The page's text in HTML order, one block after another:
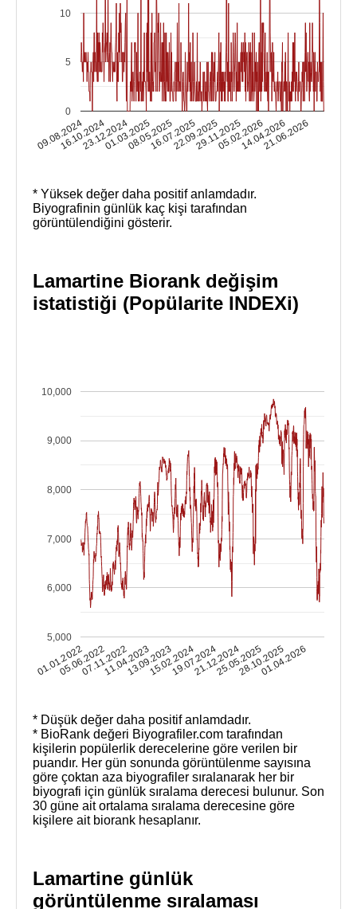
09.08.2024
16.10.202423.12.202401.03.202508.05.202516.07.202522.09.202529.11.202505.02.202614.04.2026
21.06.2026
0
5
10
* Yüksek değer daha positif anlamdadır.
Biyografinin günlük kaç kişi tarafından
görüntülendiğini gösterir.
Lamartine Biorank değişim
istatistiği (Popülarite INDEXi)
01.01.2022
05.06.2022
07.11.2022
11.04.2023
13.09.2023
15.02.2024
19.07.2024
21.12.2024
25.05.2025
28.10.2025
01.04.2026
5,000
6,000
7,000
8,000
9,000
10,000
* Düşük değer daha positif anlamdadır.
* BioRank değeri Biyografiler.com tarafından
kişilerin popülerlik derecelerine göre verilen bir
puandır. Her gün sonunda görüntülenme sayısına
göre çoktan aza biyografiler sıralanarak her bir
biyografi için günlük sıralama derecesi bulunur. Son
30 güne ait ortalama sıralama derecesine göre
kişilere ait biorank hesaplanır.
Lamartine günlük
görüntülenme sıralaması